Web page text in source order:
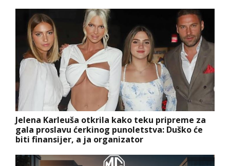
Jelena Karleuša otkrila kako teku pripreme za
gala proslavu ćerkinog punoletstva: Duško će
biti finansijer, a ja organizator